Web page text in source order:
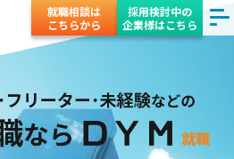
就職相談は
こちらから
採用検討中の
企業様はこちら